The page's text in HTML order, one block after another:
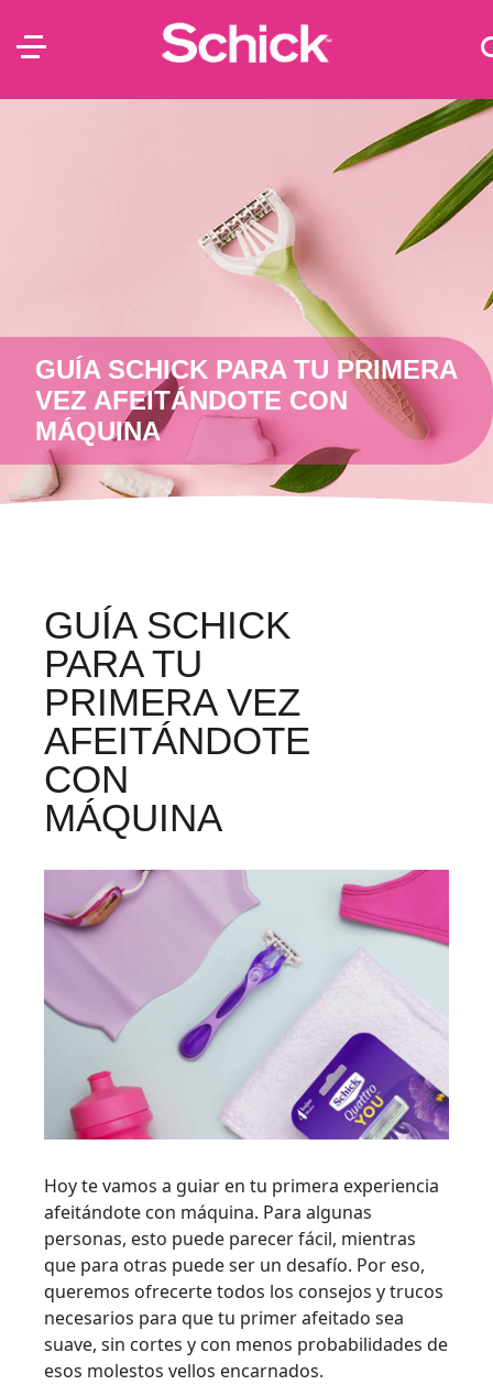
GUÍA SCHICK PARA TU PRIMERA
VEZ AFEITÁNDOTE CON
MÁQUINA
GUÍA SCHICK
PARA TU
PRIMERA VEZ
AFEITÁNDOTE
CON
MÁQUINA
Hoy te vamos a guiar en tu primera experiencia
afeitándote con máquina. Para algunas
personas, esto puede parecer fácil, mientras
que para otras puede ser un desafío. Por eso,
queremos ofrecerte todos los consejos y trucos
necesarios para que tu primer afeitado sea
suave, sin cortes y con menos probabilidades de
esos molestos vellos encarnados.